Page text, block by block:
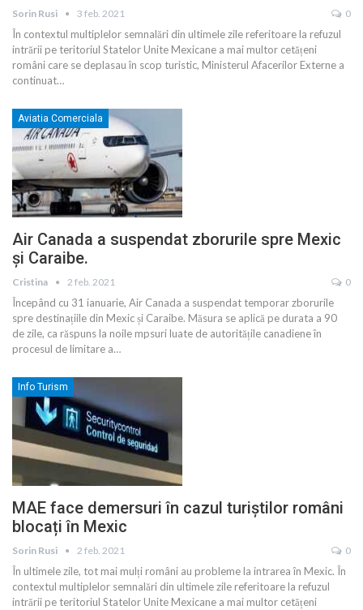
Sorin Rusi 3 feb. 2021 0
În contextul multiplelor semnalări din ultimele zile referitoare la refuzul
intrării pe teritoriul Statelor Unite Mexicane a mai multor cetățeni
români care se deplasau în scop turistic, Ministerul Afacerilor Externe a
continuat…
Aviatia Comerciala
Air Canada a suspendat zborurile spre Mexic
și Caraibe.
Cristina 2 feb. 2021 0
Începând cu 31 ianuarie, Air Canada a suspendat temporar zborurile
spre destinațiile din Mexic și Caraibe. Măsura se aplică pe durata a 90
de zile, ca răspuns la noile mpsuri luate de autoritățile canadiene în
procesul de limitare a…
Info Turism
MAE face demersuri în cazul turiștilor români
blocați în Mexic
Sorin Rusi 2 feb. 2021 0
În ultimele zile, tot mai mulți români au probleme la intrarea în Mexic. În
contextul multiplelor semnalări din ultimele zile referitoare la refuzul
intrării pe teritoriul Statelor Unite Mexicane a mai multor cetățeni